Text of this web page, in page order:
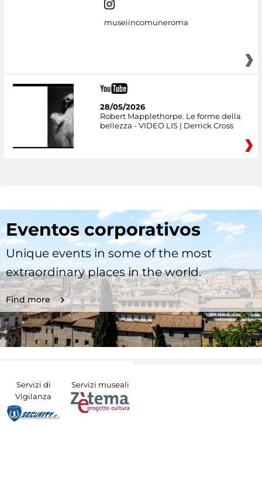
museiincomuneroma
28/05/2026
Robert Mapplethorpe. Le forme della
bellezza - VIDEO LIS | Derrick Cross
Eventos corporativos
Unique events in some of the most
extraordinary places in the world.
Find more
Servizi di
Vigilanza
Servizi museali